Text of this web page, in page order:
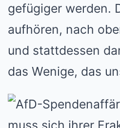
gefügiger werden.
aufhören, nach
und stattdessen
das Wenige, das